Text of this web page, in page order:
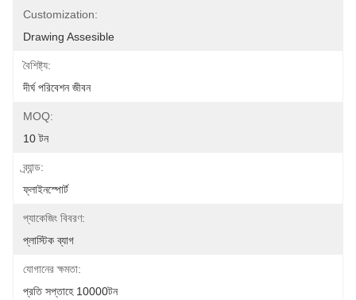
Customization:
Drawing Assesible
বৈশিষ্ট্য:
দীর্ঘ পরিবেশন জীবন
MOQ:
10 টন
ব্র্যান্ড:
ফ্লাইনস্পোর্ট
প্যাকেজিং বিবরণ:
প্লাস্টিক ব্যাগ
যোগানের ক্ষমতা:
প্রতি সপ্তাহে 10000টন